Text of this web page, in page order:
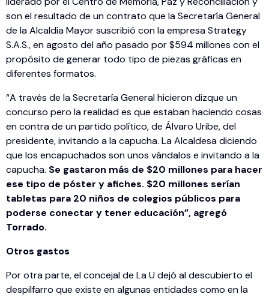
son el resultado de un contrato que la Secretaría General
de la Alcaldía Mayor suscribió con la empresa Strategy
S.A.S., en agosto del año pasado por $594 millones con el
propósito de generar todo tipo de piezas gráficas en
diferentes formatos.
“A través de la Secretaría General hicieron dizque un
concurso pero la realidad es que estaban haciendo cosas
en contra de un partido político, de Álvaro Uribe, del
presidente, invitando a la capucha. La Alcaldesa diciendo
que los encapuchados son unos vándalos e invitando a la
capucha. Se gastaron más de $20 millones para hacer
ese tipo de póster y afiches. $20 millones serían
tabletas para 20 niños de colegios públicos para
poderse conectar y tener educación”, agregó
Torrado.
Otros gastos
Por otra parte, el concejal de La U dejó al descubierto el
despilfarro que existe en algunas entidades como en la